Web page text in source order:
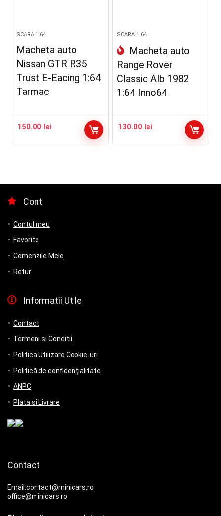
SCARA 1:64
Macheta auto
Nissan GTR R35
Trust E-Eacing 1:64
Tarmac
150.00 lei
SCARA 1:64
Macheta auto
Range Rover
Classic Alb 1982
1:64 Inno64
130.00 lei
Cont
Contul meu
Favorite
Comenzile Mele
Retur
Informatii Utile
Contact
Termeni si Conditii
Politica Utilizare Cookie-uri
Politică de confidențialitate
ANPC
Plata si Livrare
Contact
Email:contact@minicars.ro
office@minicars.ro